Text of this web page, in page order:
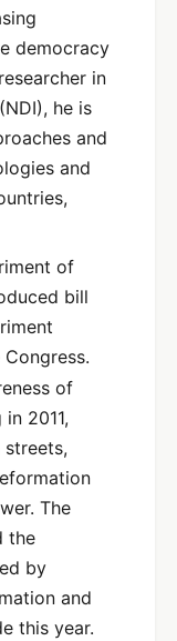
democracy
in
he is
and
and
of
bill
of
2011,
The
the
by
and
this year.